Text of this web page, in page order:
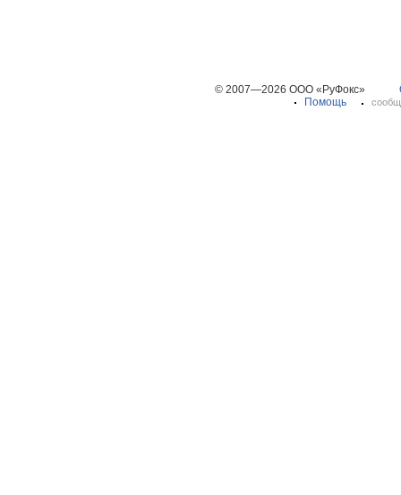
© 2007—2026 ООО «РуФокс»
Помощь